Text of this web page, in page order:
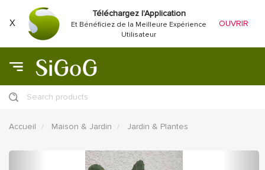
X
Téléchargez l'Application
Et Bénéficiez de la Meilleure Expérience
Utilisateur
OUVRIR
Search products
Accueil Maison & Jardin Jardin & Plantes